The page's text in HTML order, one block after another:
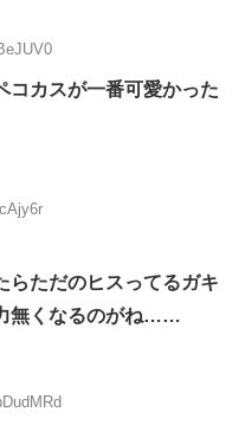
コカスが一番可愛かった
らただのヒスってるガキ
無くなるのがね……